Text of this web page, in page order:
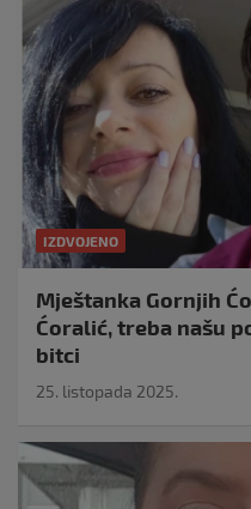
IZDVOJENO
Mještanka Gornjih
Ćoralić, treba našu
bitci
25. listopada 2025.